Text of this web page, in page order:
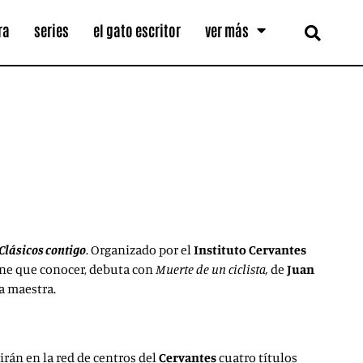
series el gato escritor ver más
contigo. Organizado por elInstituto Cervantes
que conocer, debuta conMuerte de un ciclista, de Juan
maestra.
en la red de centros delCervantescuatro títulos